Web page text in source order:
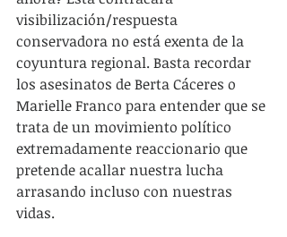
visibilización/respuesta
conservadora no está exenta de la
coyuntura regional. Basta recordar
los asesinatos de Berta Cáceres o
Marielle Franco para entender que se
trata de un movimiento político
extremadamente reaccionario que
pretende acallar nuestra lucha
arrasando incluso con nuestras
vidas.